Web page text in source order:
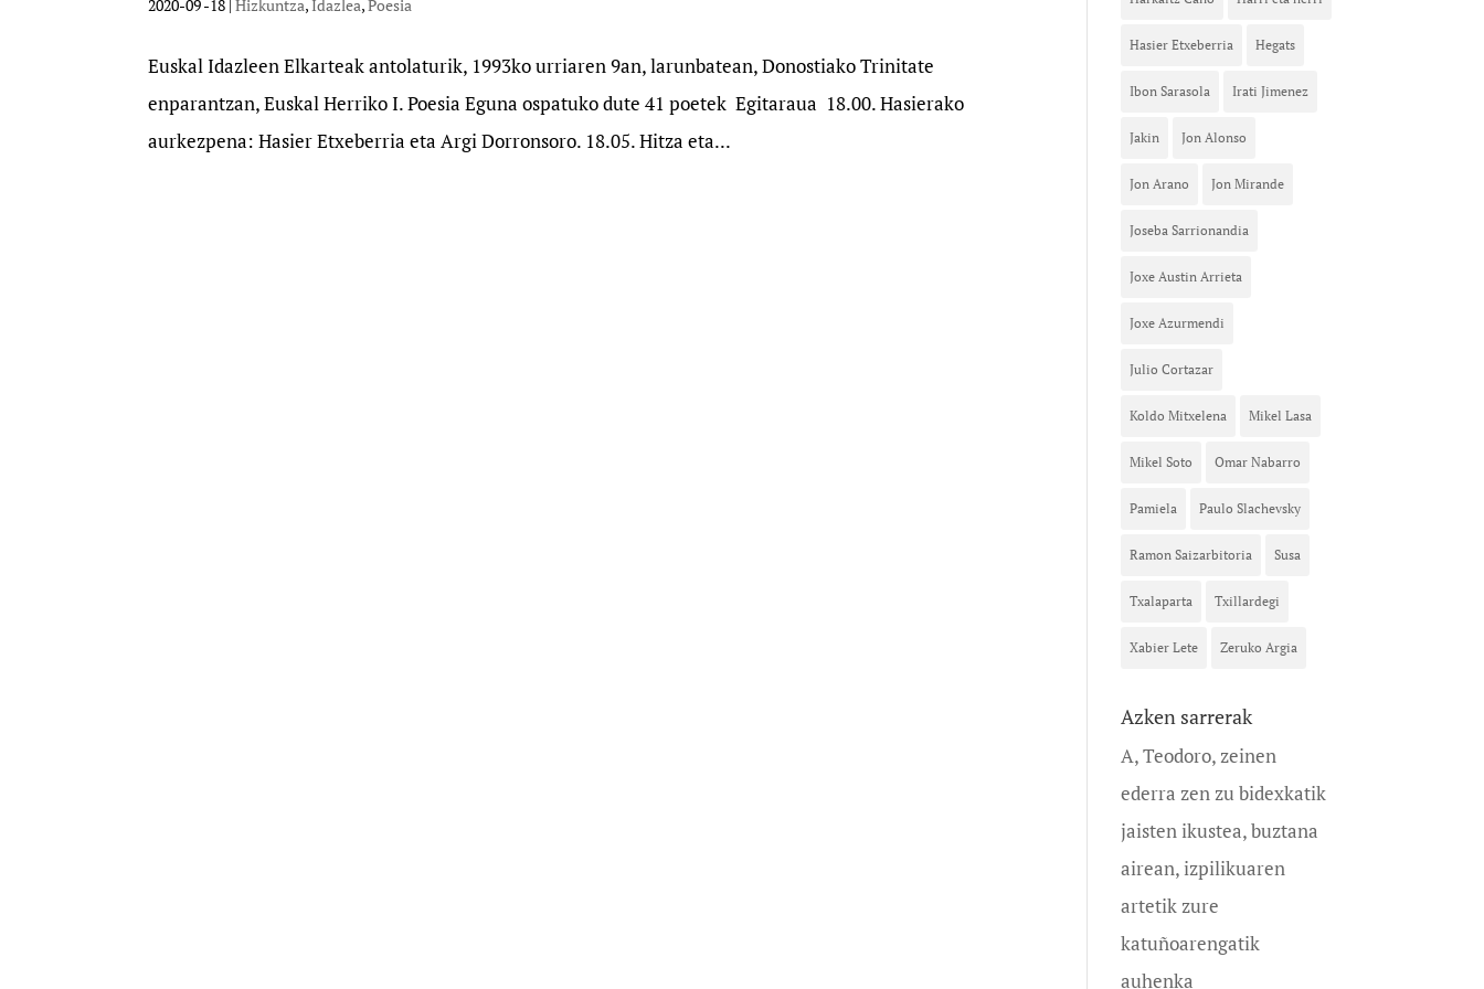
2020-09 -18 |Hizkuntza,Idazlea,Poesia
Euskal Idazleen Elkarteak antolaturik, 1993ko urriaren 9an, larunbatean, Donostiako Trinitate
enparantzan, Euskal Herriko I. Poesia Eguna ospatuko dute 41 poetek Egitaraua 18.00. Hasierako
aurkezpena: Hasier Etxeberria eta Argi Dorronsoro. 18.05. Hitza eta...
Hasier Etxeberria Hegats
Ibon Sarasola Irati Jimenez
Jakin Jon Alonso
Jon Arano Jon Mirande
Joseba Sarrionandia
Joxe Austin Arrieta
Joxe Azurmendi
Julio Cortazar
Koldo Mitxelena Mikel Lasa
Mikel Soto Omar Nabarro
Pamiela Paulo Slachevsky
Ramon Saizarbitoria Susa
Txalaparta Txillardegi
Xabier Lete Zeruko Argia
Azken sarrerak
A, Teodoro, zeinen
ederra zen zu bidexkatik
jaisten ikustea, buztana
airean, izpilikuaren
artetik zure
katuñoarengatik
auhenka